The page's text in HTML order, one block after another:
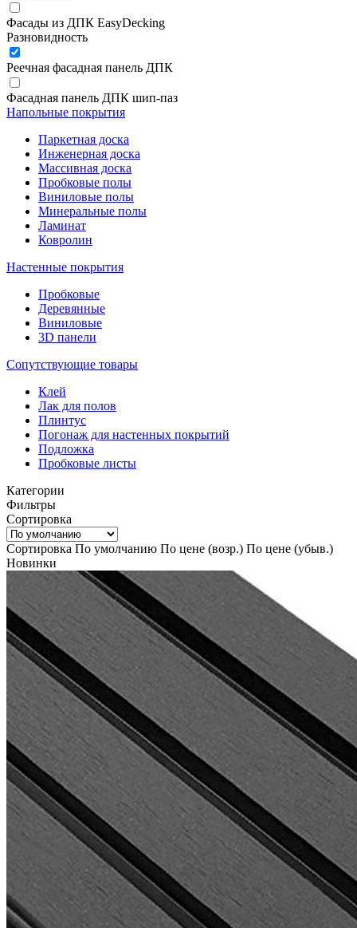
Фасады из ДПК EasyDecking
Разновидность
Реечная фасадная панель ДПК
Фасадная панель ДПК шип-паз
Напольные покрытия
Паркетная доска
Инженерная доска
Массивная доска
Пробковые полы
Виниловые полы
Минеральные полы
Ламинат
Ковролин
Настенные покрытия
Пробковые
Деревянные
Виниловые
3D панели
Сопутствующие товары
Клей
Лак для полов
Плинтус
Погонаж для настенных покрытий
Подложка
Пробковые листы
Категории
Фильтры
Сортировка
Сортировка По умолчанию По цене (возр.) По цене (убыв.)
Новинки